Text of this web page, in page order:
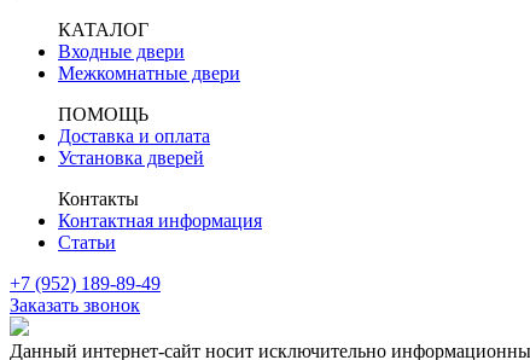
КАТАЛОГ
Входные двери
Межкомнатные двери
ПОМОЩЬ
Доставка и оплата
Установка дверей
Контакты
Контактная информация
Статьи
+7 (952) 189-89-49
Заказать звонок
Данный интернет-сайт носит исключительно